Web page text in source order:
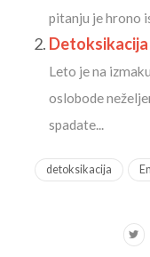
pitanju je hrono
Detoksikacija
Leto je na
oslobode
spadate...
detoksikacija